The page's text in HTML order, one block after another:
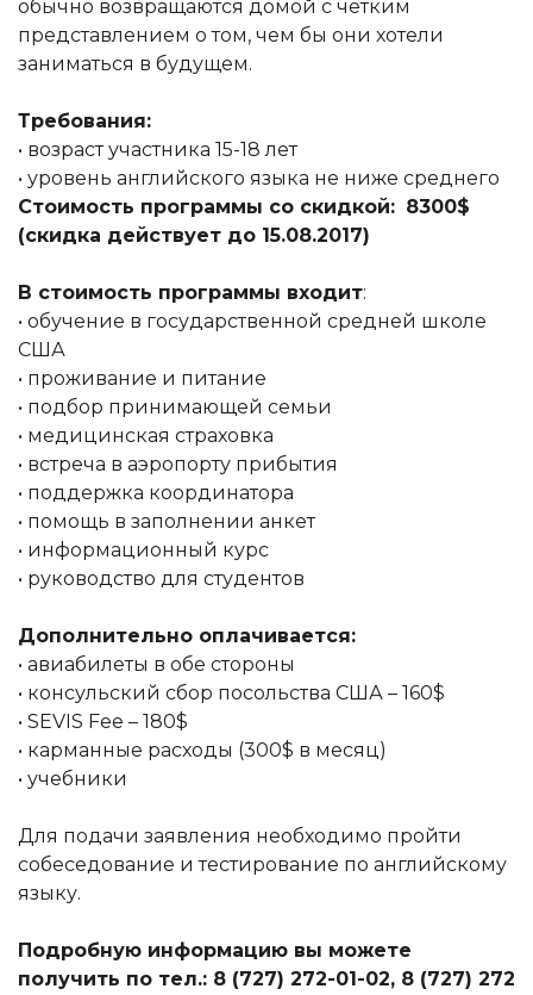
обычно возвращаются домой с четким
представлением о том, чем бы они хотели
заниматься в будущем.
Требования:
• возраст участника 15-18 лет
• уровень английского языка не ниже среднего
Стоимость программы со скидкой: 8300$
(скидка действует до 15.08.2017)
В стоимость программы входит:
• обучение в государственной средней школе
США
• проживание и питание
• подбор принимающей семьи
• медицинская страховка
• встреча в аэропорту прибытия
• поддержка координатора
• помощь в заполнении анкет
• информационный курс
• руководство для студентов
Дополнительно оплачивается:
• авиабилеты в обе стороны
• консульский сбор посольства США – 160$
• SEVIS Fee – 180$
• карманные расходы (300$ в месяц)
• учебники
Для подачи заявления необходимо пройти
собеседование и тестирование по английскому
языку.
Подробную информацию вы можете
получить по тел.: 8 (727) 272-01-02, 8 (727) 272